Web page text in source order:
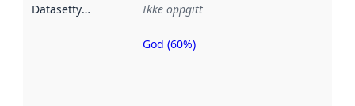
Datasettype Ikke oppgitt
Metadatakvalitet
God (60%)